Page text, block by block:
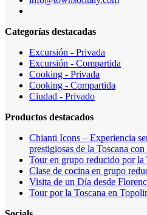
Categorías destacadas
Excursión - Privada
Excursión - Compartida
Cooking - Privada
Cooking - Compartida
Ciudad - Privado
Productos destacados
Chianti Icons – Experiencia
prestigiosas de la Toscana
Tour en grupo reducido por la
Clase de cocina en grupo
Visita de un Día desde
Tour por la Toscana en